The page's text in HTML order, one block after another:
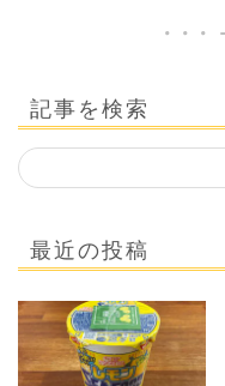
記事を検索
最近の投稿